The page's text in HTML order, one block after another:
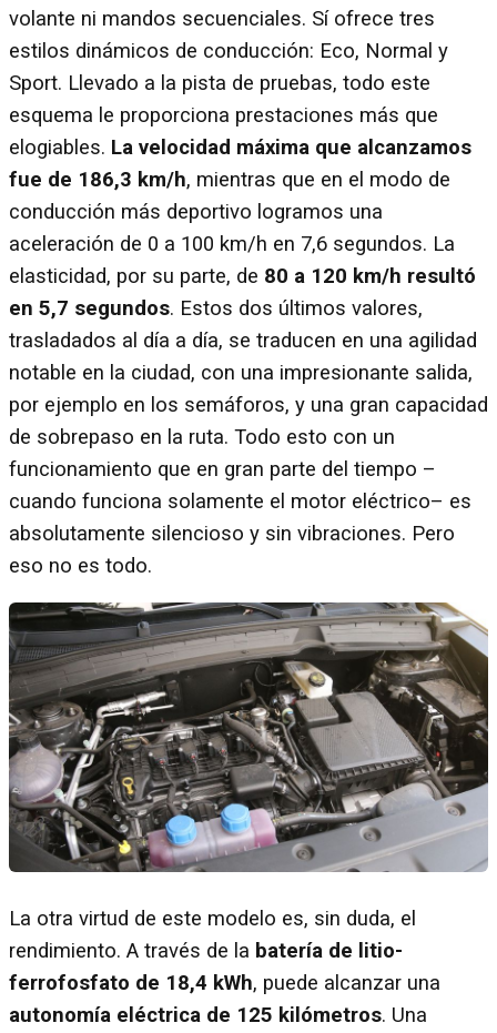
volante ni mandos secuenciales. Sí ofrece tres
estilos dinámicos de conducción: Eco, Normal y
Sport. Llevado a la pista de pruebas, todo este
esquema le proporciona prestaciones más que
elogiables. La velocidad máxima que alcanzamos
fue de 186,3 km/h, mientras que en el modo de
conducción más deportivo logramos una
aceleración de 0 a 100 km/h en 7,6 segundos. La
elasticidad, por su parte, de 80 a 120 km/h resultó
en 5,7 segundos. Estos dos últimos valores,
trasladados al día a día, se traducen en una agilidad
notable en la ciudad, con una impresionante salida,
por ejemplo en los semáforos, y una gran capacidad
de sobrepaso en la ruta. Todo esto con un
funcionamiento que en gran parte del tiempo –
cuando funciona solamente el motor eléctrico– es
absolutamente silencioso y sin vibraciones. Pero
eso no es todo.
La otra virtud de este modelo es, sin duda, el
rendimiento. A través de la batería de litio-
ferrofosfato de 18,4 kWh, puede alcanzar una
autonomía eléctrica de 125 kilómetros. Una